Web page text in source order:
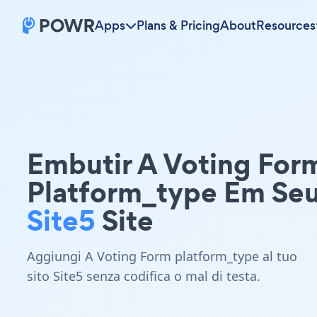
Apps Plans & PricingAboutResources
Embutir A Voting
Platform_type Em
Site5 Site
Aggiungi A Voting Form platform_type al tuo
sito Site5 senza codifica o mal di testa.